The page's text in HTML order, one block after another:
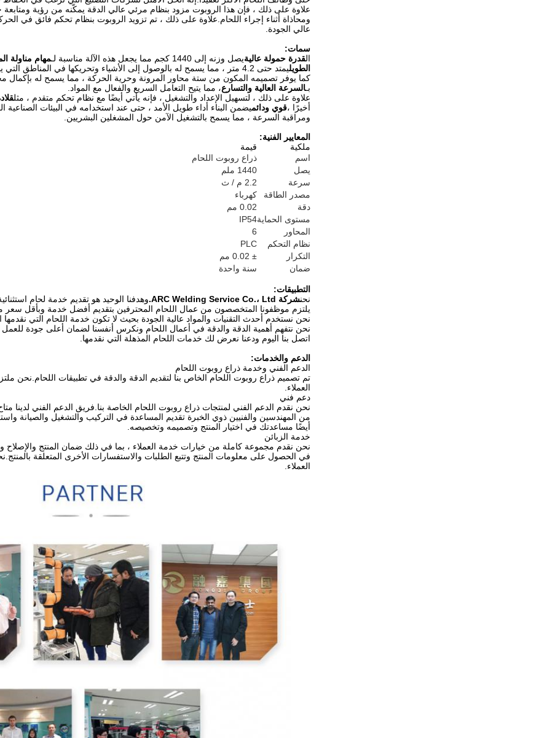
علاوة على ذلك ، فإن هذا الروبوت مزود بنظام مرئي عالي الدقة يمكّنه من رؤية
ومحاذاة أثناء إجراء اللحام.علاوة على ذلك ، تم تزويد الروبوت بنظام تحكم فائق في
عالي الجودة.
سمات:
القدرة حمولة عاليةيصل وزنه إلى 1440 كجم مما يجعل هذه الآلة مناسبة لـ مهام مناولة
الطويليمتد حتى 4.2 متر ، مما يسمح له بالوصول إلى الأشياء وتحريكها في المناطق التي يصعب الوصول إليها.
كما يوفر تصميمه المكون من ستة محاور المرونة وحرية الحركة ، مما يسمح له بإكمال
بـالسرعة العالية والتسارع، مما يتيح التعامل السريع والفعال مع المواد.
علاوة على ذلك ، لتسهيل الإعداد والتشغيل ، فإنه يأتي أيضًا مع نظام تحكم متقدم ، مثل
أخيرًا ،قوي ودائميضمن البناء أداء طويل الأمد ، حتى عند استخدامه في البيئات الصناعية
ومراقبة السرعة ، مما يسمح بالتشغيل الآمن حول المشغلين البشريين.
المعايير الفنية:
ملكية
قيمة
اسم
ذراع روبوت اللحام
يصل
1440 ملم
سرعة
2.2 م / ث
مصدر الطاقة
كهرباء
دقة
0.02 مم
مستوى الحمايةIP54
المحاور
6
نظام التحكم
PLC
التكرار
± 0.02 مم
ضمان
سنة واحدة
التطبيقات:
نحنشركة ARC Welding Service Co.، Ltd.
وهدفنا الوحيد هو تقديم خدمة لحام
يلتزم موظفونا المتخصصون من عمال اللحام المحترفين بتقديم أفضل خدمة وبأقل سعر
نحن نستخدم أحدث التقنيات والمواد عالية الجودة بحيث لا تكون خدمة اللحام التي نقدمها
نحن نتفهم أهمية الدقة والدقة في أعمال اللحام ونكرس أنفسنا لضمان أعلى جودة
اتصل بنا اليوم ودعنا نعرض لك خدمات اللحام المذهلة التي نقدمها.
الدعم والخدمات:
الدعم الفني وخدمة ذراع روبوت اللحام
تم تصميم ذراع روبوت اللحام الخاص بنا لتقديم الدقة والدقة في تطبيقات اللحام.نحن
العملاء.
دعم فني
من المهندسين والفنيين ذوي الخبرة تقديم المساعدة في التركيب والتشغيل والصيانة
أيضًا مساعدتك في اختيار المنتج وتصميمه وتخصيصه.
خدمة الزبائن
نحن نقدم مجموعة كاملة من خيارات خدمة العملاء ، بما في ذلك ضمان المنتج والإصلاح
في الحصول على معلومات المنتج وتتبع الطلبات والاستفسارات الأخرى المتعلقة
العملاء.